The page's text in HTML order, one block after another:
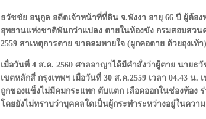
ธวัชชัย อนุกูล อดีตเจ้าหน้าที่ที่ดิน จ.พังงา อายุ 66 ปี ผู้ต้อ
อุทยานแห่งชาติพันกว่าแปลง ตายในห้องขัง กรมสอบสวน
2559 สาเหตุการตาย ขาดลมหายใจ (ผูกคอตาย ด้วยถุงเท้า)
เมื่อวันที่ 4 ส.ค. 2560 ศาลอาญาได้มีคำสั่งว่าผู้ตาย นาย
เขตหลักสี่ กรุงเทพฯ เมื่อวันที่ 30 ส.ค.2559 เวลา 04.43 น
ถูกของแข็งไม่มีคมกระแทก ตับแตก เลือดออกในช่องท้อง
โดยยังไม่ทราบว่าบุคคลใดเป็นผู้กระทำระหว่างอยู่ในคว